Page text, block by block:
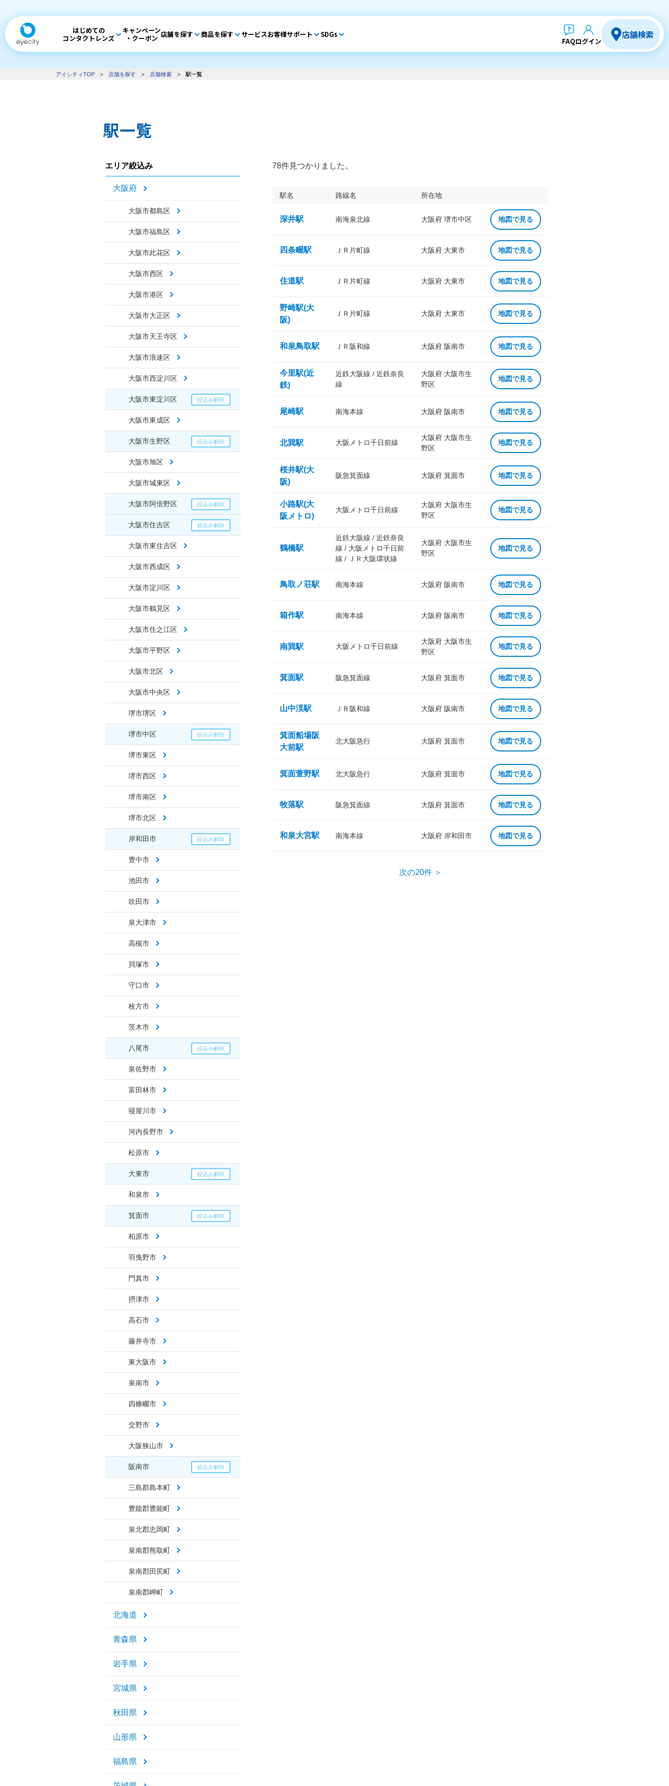
はじめての
コンタクトレンズ
キャンペーン
・クーポン 店舗を探す 商品を探す サービスお客様サポート SDGs
FAQログイン
店舗検索
アイシティTOP > 店舗を探す > 店舗検索 > 駅一覧
駅一覧
エリア絞込み
大阪府
大阪市都島区
大阪市福島区
大阪市此花区
大阪市西区
大阪市港区
大阪市大正区
大阪市天王寺区
大阪市浪速区
大阪市西淀川区
大阪市東淀川区
大阪市東成区
大阪市生野区
大阪市旭区
大阪市城東区
大阪市阿倍野区
大阪市住吉区
大阪市東住吉区
大阪市西成区
大阪市淀川区
大阪市鶴見区
大阪市住之江区
大阪市平野区
大阪市北区
大阪市中央区
堺市堺区
堺市中区
堺市東区
堺市西区
堺市南区
堺市北区
岸和田市
豊中市
池田市
吹田市
泉大津市
高槻市
貝塚市
守口市
枚方市
茨木市
八尾市
泉佐野市
富田林市
寝屋川市
河内長野市
松原市
大東市
和泉市
箕面市
柏原市
羽曳野市
門真市
摂津市
高石市
藤井寺市
東大阪市
泉南市
四條畷市
交野市
大阪狭山市
阪南市
三島郡島本町
豊能郡豊能町
泉北郡忠岡町
泉南郡熊取町
泉南郡田尻町
泉南郡岬町
北海道
青森県
岩手県
宮城県
秋田県
山形県
福島県
78件見つかりました。
駅名 路線名 所在地
深井駅 南海泉北線 大阪府 堺市中区 地図で見る
四条畷駅 ＪＲ片町線 大阪府 大東市 地図で見る
住道駅 ＪＲ片町線 大阪府 大東市 地図で見る
野崎駅(大
阪)
ＪＲ片町線 大阪府 大東市 地図で見る
和泉鳥取駅 ＪＲ阪和線 大阪府 阪南市 地図で見る
今里駅(近
鉄)
近鉄大阪線 / 近鉄奈良
線
大阪府 大阪市生
野区
地図で見る
尾崎駅 南海本線 大阪府 阪南市 地図で見る
北巽駅 大阪メトロ千日前線
大阪府 大阪市生
野区
地図で見る
桜井駅(大
阪)
阪急箕面線 大阪府 箕面市 地図で見る
小路駅(大
阪メトロ)
大阪メトロ千日前線
大阪府 大阪市生
野区
地図で見る
鶴橋駅
近鉄大阪線 / 近鉄奈良
線 / 大阪メトロ千日前
線 / ＪＲ大阪環状線
大阪府 大阪市生
野区
地図で見る
鳥取ノ荘駅 南海本線 大阪府 阪南市 地図で見る
箱作駅 南海本線 大阪府 阪南市 地図で見る
南巽駅 大阪メトロ千日前線
大阪府 大阪市生
野区
地図で見る
箕面駅 阪急箕面線 大阪府 箕面市 地図で見る
山中渓駅 ＪＲ阪和線 大阪府 阪南市 地図で見る
箕面船場阪
大前駅
北大阪急行 大阪府 箕面市 地図で見る
箕面萱野駅 北大阪急行 大阪府 箕面市 地図で見る
牧落駅 阪急箕面線 大阪府 箕面市 地図で見る
和泉大宮駅 南海本線 大阪府 岸和田市 地図で見る
次の20件 ＞